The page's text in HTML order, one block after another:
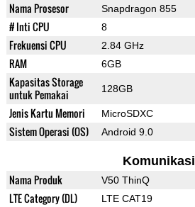
Nama Prosesor Snapdragon 855
# Inti CPU 8
Frekuensi CPU 2.84 GHz
RAM 6GB
Kapasitas Storage
untuk Pemakai
128GB
Jenis Kartu Memori MicroSDXC
Sistem Operasi (OS) Android 9.0
Komunikasi
Nama Produk V50 ThinQ
LTE Category (DL) LTE CAT19